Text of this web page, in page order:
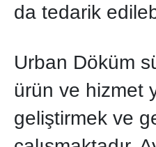
da tedarik
Urban Döküm
ürün ve hizmet
geliştirmek ve